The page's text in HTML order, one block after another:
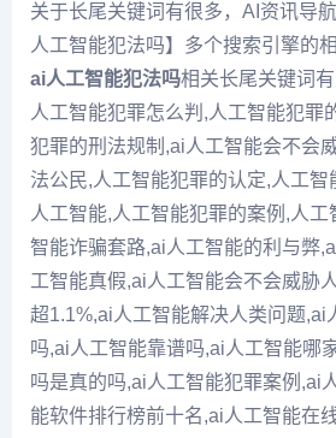
关于长尾关键词有很多，AI资讯导
人工智能犯法吗】多个搜索引擎的
ai人工智能犯法吗相关长尾关键词有
人工智能犯罪怎么判,人工智能犯罪
犯罪的刑法规制,ai人工智能会不会
法公民,人工智能犯罪的认定,人工
人工智能,人工智能犯罪的案例,人
智能诈骗套路,ai人工智能的利与弊
工智能真假,ai人工智能会不会威胁
超1.1%,ai人工智能解决人类问题,ai
吗,ai人工智能靠谱吗,ai人工智能哪
吗是真的吗,ai人工智能犯罪案例,ai
能软件排行榜前十名,ai人工智能在